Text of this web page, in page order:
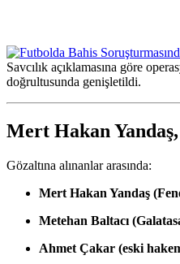
Savcılık açıklamasına göre
doğrultusunda genişletildi.
Mert Hakan
Gözaltına alınanlar arasında:
Mert Hakan Yandaş
Metehan Baltacı
Ahmet Çakar (eski